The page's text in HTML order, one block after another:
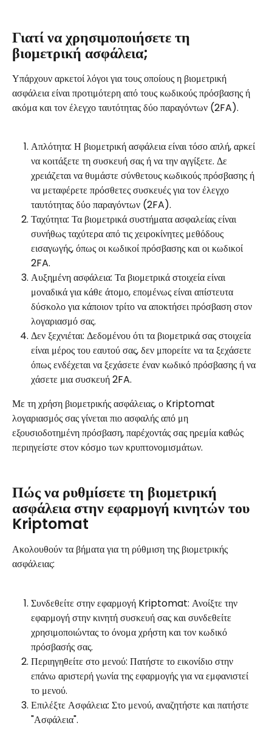
Γιατί να χρησιμοποιήσετε τη
βιομετρική ασφάλεια;
Υπάρχουν αρκετοί λόγοι για τους οποίους η βιομετρική
ασφάλεια είναι προτιμότερη από τους κωδικούς πρόσβασης ή
ακόμα και τον έλεγχο ταυτότητας δύο παραγόντων (2FA).
Απλότητα: Η βιομετρική ασφάλεια είναι τόσο απλή, αρκεί
να κοιτάξετε τη συσκευή σας ή να την αγγίξετε. Δε
χρειάζεται να θυμάστε σύνθετους κωδικούς πρόσβασης ή
να μεταφέρετε πρόσθετες συσκευές για τον έλεγχο
ταυτότητας δύο παραγόντων (2FA).
Ταχύτητα: Τα βιομετρικά συστήματα ασφαλείας είναι
συνήθως ταχύτερα από τις χειροκίνητες μεθόδους
εισαγωγής, όπως οι κωδικοί πρόσβασης και οι κωδικοί
2FA.
Αυξημένη ασφάλεια: Τα βιομετρικά στοιχεία είναι
μοναδικά για κάθε άτομο, επομένως είναι απίστευτα
δύσκολο για κάποιον τρίτο να αποκτήσει πρόσβαση στον
λογαριασμό σας.
Δεν ξεχνιέται: Δεδομένου ότι τα βιομετρικά σας στοιχεία
είναι μέρος του εαυτού σας, δεν μπορείτε να τα ξεχάσετε
όπως ενδέχεται να ξεχάσετε έναν κωδικό πρόσβασης ή να
χάσετε μια συσκευή 2FA.
Με τη χρήση βιομετρικής ασφάλειας, ο Kriptomat
λογαριασμός σας γίνεται πιο ασφαλής από μη
εξουσιοδοτημένη πρόσβαση, παρέχοντάς σας ηρεμία καθώς
περιηγείστε στον κόσμο των κρυπτονομισμάτων.
Πώς να ρυθμίσετε τη βιομετρική
ασφάλεια στην εφαρμογή κινητών του
Kriptomat
Ακολουθούν τα βήματα για τη ρύθμιση της βιομετρικής
ασφάλειας:
Συνδεθείτε στην εφαρμογή Kriptomat: Ανοίξτε την
εφαρμογή στην κινητή συσκευή σας και συνδεθείτε
χρησιμοποιώντας το όνομα χρήστη και τον κωδικό
πρόσβασής σας.
Περιηγηθείτε στο μενού: Πατήστε το εικονίδιο στην
επάνω αριστερή γωνία της εφαρμογής για να εμφανιστεί
το μενού.
Επιλέξτε Ασφάλεια: Στο μενού, αναζητήστε και πατήστε
"Ασφάλεια".